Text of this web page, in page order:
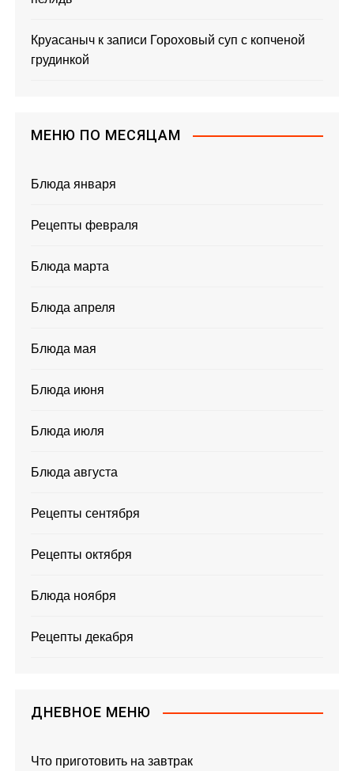
Круасаныч к записи Гороховый суп с копченой
грудинкой
МЕНЮ ПО МЕСЯЦАМ
Блюда января
Рецепты февраля
Блюда марта
Блюда апреля
Блюда мая
Блюда июня
Блюда июля
Блюда августа
Рецепты сентября
Рецепты октября
Блюда ноября
Рецепты декабря
ДНЕВНОЕ МЕНЮ
Что приготовить на завтрак